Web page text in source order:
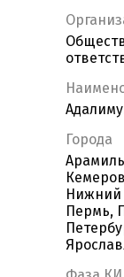
Города
Нижний
Пермь,